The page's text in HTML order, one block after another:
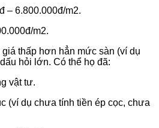
– 6.800.000đ/m2.
m2.
thấp hơn hẳn mức sàn (ví dụ
hỏi lớn. Có thể họ đã:
vật tư.
(ví dụ chưa tính tiền ép cọc, chưa